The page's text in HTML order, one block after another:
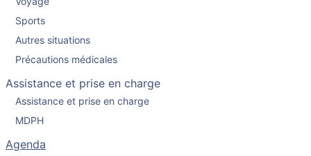
Sports
Autres situations
Précautions médicales
Assistance et prise en charge
Assistance et prise en charge
MDPH
Agenda